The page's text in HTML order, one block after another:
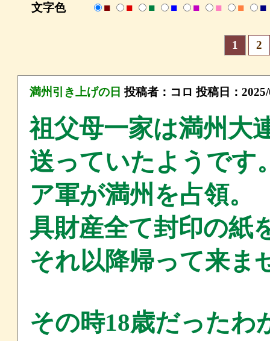
文字色 ■ ■ ■ ■ ■ ■ ■ ■
1 2
満州引き上げの日 投稿者： コロ 投稿日：
祖父母一家は満州
送っていたようです
ア軍が満州を占領
具財産全て封印の
それ以降帰って来ま
その時18歳だったわ